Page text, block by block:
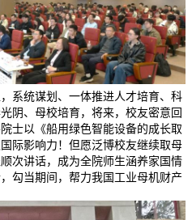
系统谋划、一体推进人才培育、科
阴、母校培育，将来，校友密意回
士以《船用绿色智能设备的成长取
际影响力！但愿泛博校友继续取母
次讲话，成为全院师生涵养家国情
勾当期间，帮力我国工业母机财产